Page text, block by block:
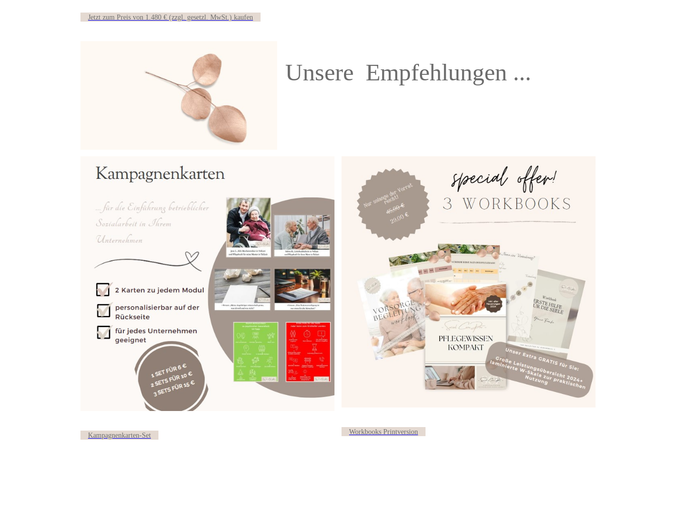
Jetzt zum Preis von 1.480 € (zzgl. gesetzl. MwSt.) kaufen
Unsere Empfehlungen ...
Kampagnenkarten-Set Workbooks Printversion